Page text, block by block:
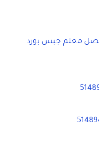
الكويت 51489400 أفضل معلم جبس بورد